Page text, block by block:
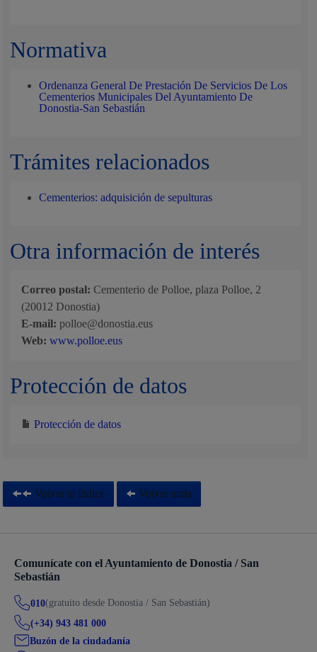
Normativa
Ordenanza General De Prestación De Servicios De Los
Cementerios Municipales Del Ayuntamiento De
Donostia-San Sebastián
Trámites relacionados
Cementerios: adquisición de sepulturas
Otra información de interés
Correo postal:Cementerio de Polloe, plaza Polloe, 2
(20012 Donostia)
E-mail: polloe@donostia.eus
Web: www.polloe.eus
Protección de datos
Protección de datos
Volver al índice Volver atrás
Comunícate con el Ayuntamiento de Donostia / San
Sebastián
010(gratuito desde Donostia / San Sebastián)
(+34) 943 481 000
Buzón de la ciudadanía